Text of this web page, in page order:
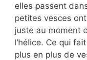
elles passent
petites vesces
juste au moment
l’hélice. Ce qui
plus en plus de